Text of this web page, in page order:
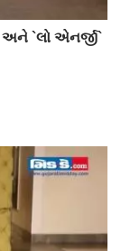
અને `લો એનર્જી`